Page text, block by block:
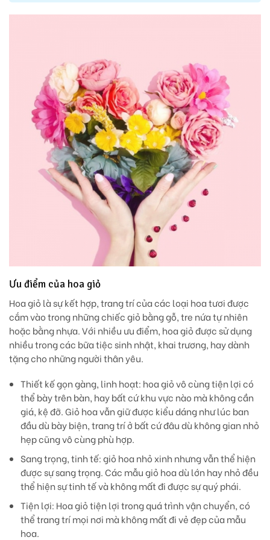
Ưu điểm của hoa giỏ
Hoa giỏ là sự kết hợp, trang trí của các loại hoa tươi được
cắm vào trong những chiếc giỏ bằng gỗ, tre nứa tự nhiên
hoặc bằng nhựa. Với nhiều ưu điểm, hoa giỏ được sử dụng
nhiều trong các bữa tiệc sinh nhật, khai trương, hay dành
tặng cho những người thân yêu.
Thiết kế gọn gàng, linh hoạt: hoa giỏ vô cùng tiện lợi có
thể bày trên bàn, hay bất cứ khu vực nào mà không cần
giá, kệ đỡ. Giỏ hoa vẫn giữ được kiểu dáng như lúc ban
đầu dù bày biện, trang trí ở bất cứ đâu dù không gian nhỏ
hẹp cũng vô cùng phù hợp.
Sang trọng, tinh tế:giỏ hoa nhỏ xinh nhưng vẫn thể hiện
được sự sang trọng. Các mẫu giỏ hoa dù lớn hay nhỏ đều
thể hiện sự tinh tế và không mất đi được sự quý phái.
Tiện lợi: Hoa giỏ tiện lợi trong quá trình vận chuyển, có
thể trang trí mọi nơi mà không mất đi vẻ đẹp của mẫu
hoa.